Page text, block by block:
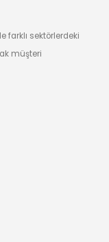
farklı sektörlerdeki
müşteri